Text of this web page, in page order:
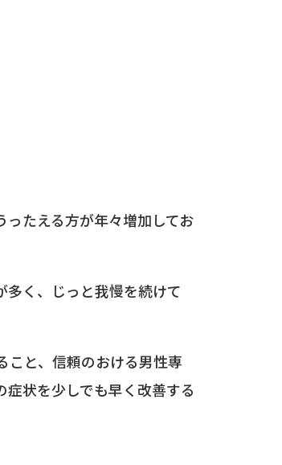
たえる方が年々増加してお
く、じっと我慢を続けて
こと、信頼のおける男性専
状を少しでも早く改善する